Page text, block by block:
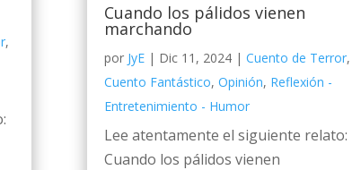
,
Cuando los pálidos vienen
marchando
por JyE| Dic 11, 2024| Cuento de Terror,
Cuento Fantástico, Opinión, Reflexión -
Entretenimiento - Humor
Lee atentamente el siguiente relato:
Cuando los pálidos vienen